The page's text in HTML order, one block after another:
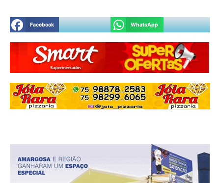
Facebook WhatsApp